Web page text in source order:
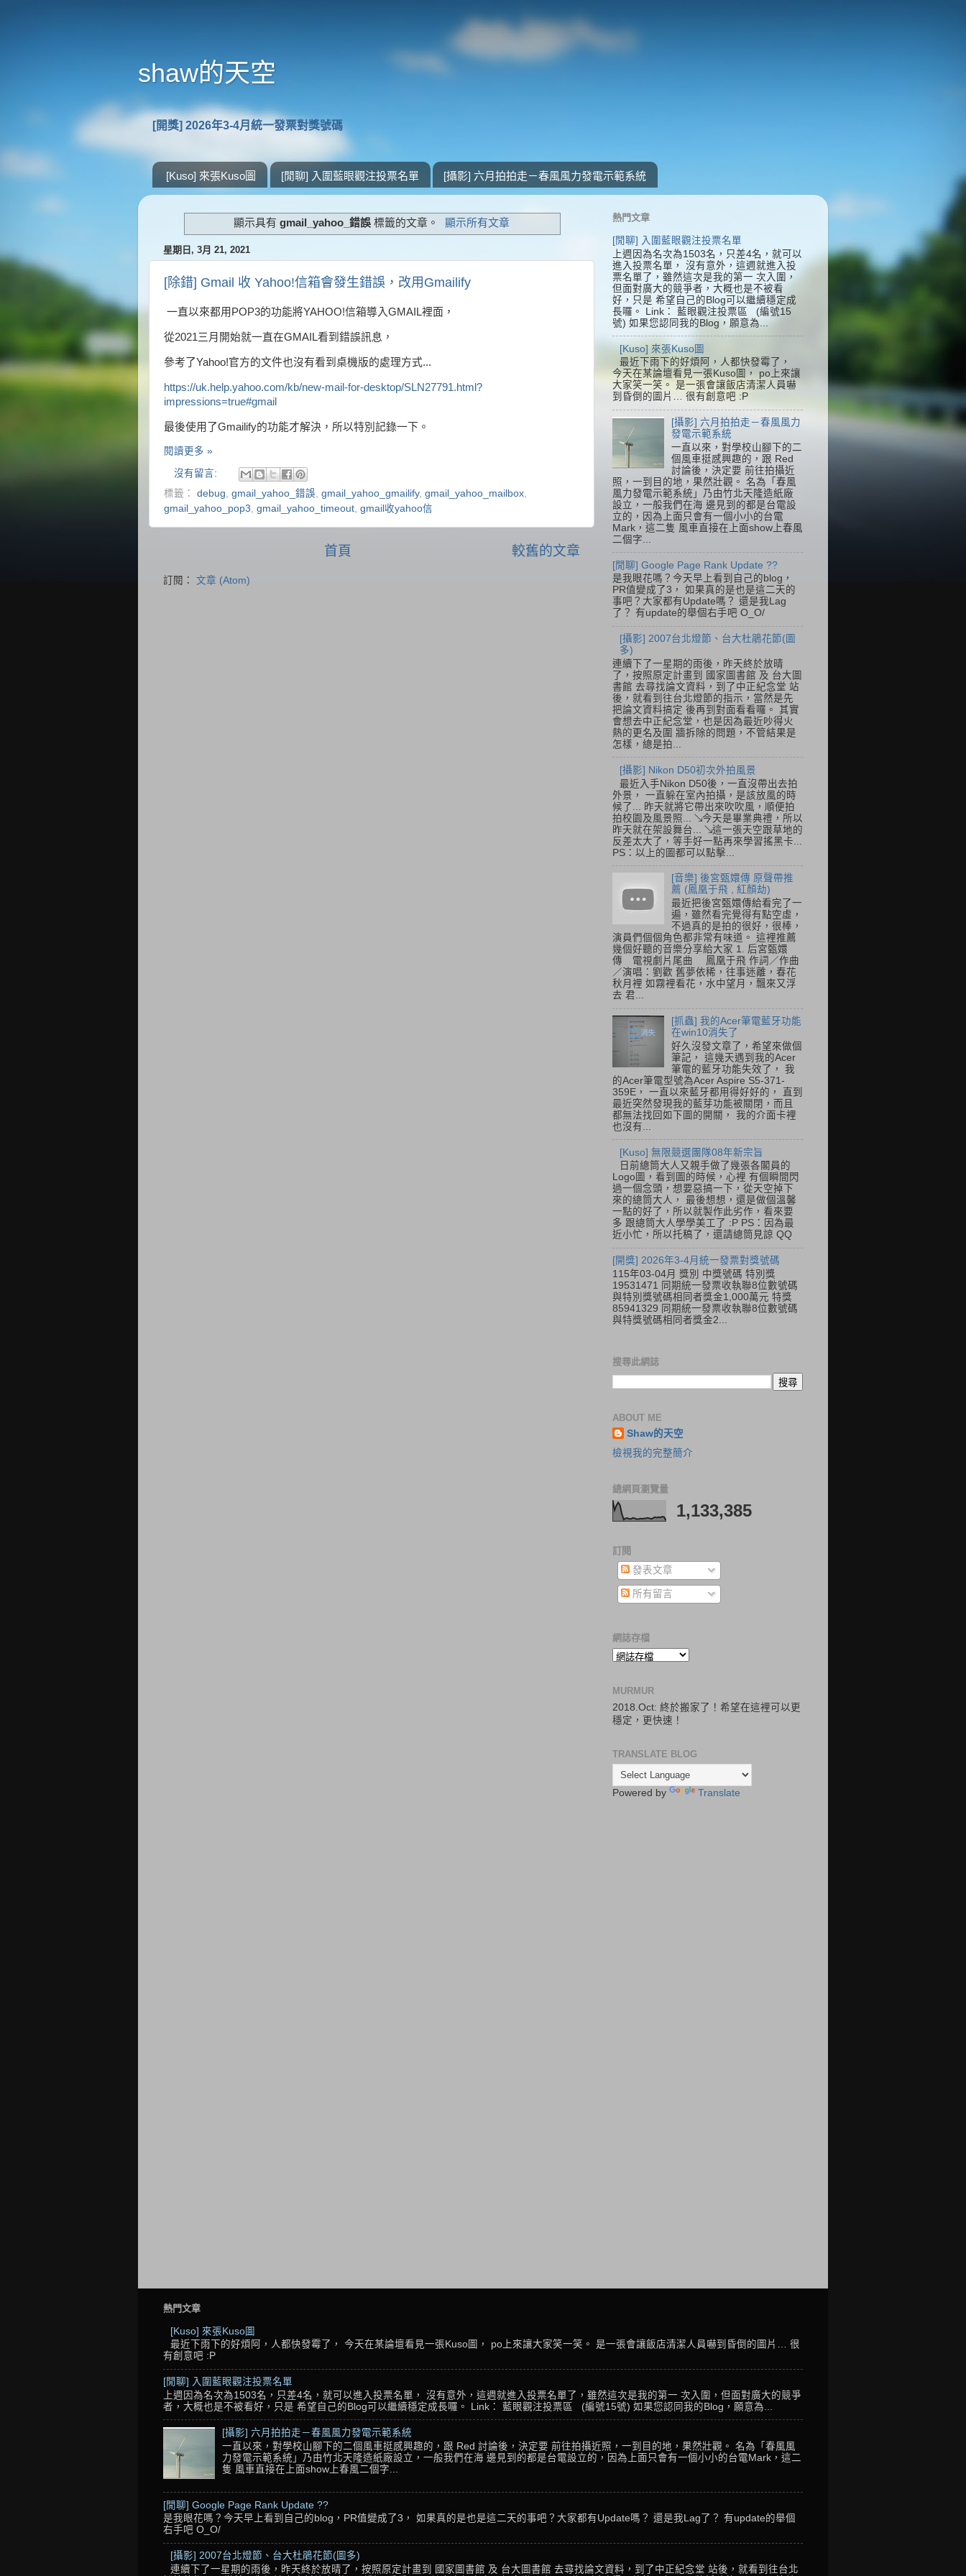
shaw的天空
[開獎] 2026年3-4月統一發票對獎號碼
[Kuso] 來張Kuso圖 [閒聊] 入圍藍眼觀注投票名單 [攝影] 六月拍拍走－春風風力發電示範系統
顯示具有 gmail_yahoo_錯誤標籤的文章。 顯示所有文章
星期日, 3月 21, 2021
[除錯] Gmail 收 Yahoo!信箱會發生錯誤，改用Gmailify
一直以來都用POP3的功能將YAHOO!信箱導入GMAIL裡面，
從2021三月開始就一直在GMAIL看到錯誤訊息，
參考了Yahoo!官方的文件也沒有看到桌機版的處理方式...
https://uk.help.yahoo.com/kb/new-mail-for-desktop/SLN27791.html?
impressions=true#gmail
最後使用了Gmailify的功能才解決，所以特別記錄一下。
閱讀更多 »
沒有留言:
標籤： debug, gmail_yahoo_錯誤, gmail_yahoo_gmailify, gmail_yahoo_mailbox,
gmail_yahoo_pop3, gmail_yahoo_timeout, gmail收yahoo信
較舊的文章
首頁
訂閱： 文章 (Atom)
熱門文章
[閒聊] 入圍藍眼觀注投票名單
上週因為名次為1503名，只差4名，就可以
進入投票名單， 沒有意外，這週就進入投
票名單了，雖然這次是我的第一 次入圍，
但面對廣大的競爭者，大概也是不被看
好，只是 希望自己的Blog可以繼續穩定成
長囉。 Link： 藍眼觀注投票區 (編號15
號) 如果您認同我的Blog，願意為...
[Kuso] 來張Kuso圖
最近下雨下的好煩阿，人都快發霉了，
今天在某論壇看見一張Kuso圖， po上來讓
大家笑一笑。 是一張會讓飯店清潔人員嚇
到昏倒的圖片… 很有創意吧 :P
[攝影] 六月拍拍走－春風風力
發電示範系統
一直以來，對學校山腳下的二
個風車挺感興趣的，跟 Red
討論後，決定要 前往拍攝近
照，一到目的地，果然壯觀。 名為「春風
風力發電示範系統」乃由竹北天隆造紙廠
設立，一般我們在海 邊見到的都是台電設
立的，因為上面只會有一個小小的台電
Mark，這二隻 風車直接在上面show上春風
二個字...
[閒聊] Google Page Rank Update ??
是我眼花嗎？今天早上看到自己的blog，
PR值變成了3， 如果真的是也是這二天的
事吧？大家都有Update嗎？ 還是我Lag
了？ 有update的舉個右手吧 O_O/
[攝影] 2007台北燈節、台大杜鵑花節(圖
多)
連續下了一星期的雨後，昨天終於放晴
了，按照原定計畫到 國家圖書館 及 台大圖
書館 去尋找論文資料，到了中正紀念堂 站
後，就看到往台北燈節的指示，當然是先
把論文資料搞定 後再到對面看看囉。 其實
會想去中正紀念堂，也是因為最近吵得火
熱的更名及圍 牆拆除的問題，不管結果是
怎樣，總是拍...
[攝影] Nikon D50初次外拍風景
最近入手Nikon D50後，一直沒帶出去拍
外景， 一直躲在室內拍攝，是該放風的時
候了... 昨天就將它帶出來吹吹風，順便拍
拍校園及風景照... ↘今天是畢業典禮，所以
昨天就在架設舞台... ↘這一張天空跟草地的
反差太大了，等手好一點再來學習搖黑卡...
PS：以上的圖都可以點擊...
[音樂] 後宮甄嬛傳 原聲帶推
薦 (鳳凰于飛 , 紅顏劫)
最近把後宮甄嬛傳給看完了一
遍，雖然看完覺得有點空虛，
不過真的是拍的很好，很棒，
演員們個個角色都非常有味道。 這裡推薦
幾個好聽的音樂分享給大家 1. 后宮甄嬛
傳 電視劇片尾曲 鳳凰于飛 作詞／作曲
／演唱：劉歡 舊夢依稀，往事迷離，春花
秋月裡 如霧裡看花，水中望月，飄來又浮
去 君...
[抓蟲] 我的Acer筆電藍牙功能
在win10消失了
好久沒發文章了，希望來做個
筆記， 這幾天遇到我的Acer
筆電的藍牙功能失效了， 我
的Acer筆電型號為Acer Aspire S5-371-
359E， 一直以來藍牙都用得好好的， 直到
最近突然發現我的藍芽功能被關閉，而且
都無法找回如下圖的開關， 我的介面卡裡
也沒有...
[Kuso] 無限競選團隊08年新宗旨
日前總筒大人又親手做了幾張各閣員的
Logo圖，看到圖的時候，心裡 有個瞬間閃
過一個念頭，想要惡搞一下，從天空掉下
來的總筒大人， 最後想想，還是做個溫馨
一點的好了，所以就製作此劣作，看來要
多 跟總筒大人學學美工了 :P PS：因為最
近小忙，所以托稿了，還請總筒見諒 QQ
[開獎] 2026年3-4月統一發票對獎號碼
115年03-04月 獎別 中獎號碼 特別獎
19531471 同期統一發票收執聯8位數號碼
與特別獎號碼相同者獎金1,000萬元 特獎
85941329 同期統一發票收執聯8位數號碼
與特獎號碼相同者獎金2...
搜尋此網誌
ABOUT ME
Shaw的天空
檢視我的完整簡介
總網頁瀏覽量
1,133,385
訂閱
發表文章
所有留言
網誌存檔
MURMUR
2018.Oct: 終於搬家了！希望在這裡可以更
穩定，更快速！
TRANSLATE BLOG
Powered by Translate
熱門文章
[Kuso] 來張Kuso圖
最近下雨下的好煩阿，人都快發霉了， 今天在某論壇看見一張Kuso圖， po上來讓大家笑一笑。 是一張會讓飯店清潔人員嚇到昏倒的圖片… 很
有創意吧 :P
[閒聊] 入圍藍眼觀注投票名單
上週因為名次為1503名，只差4名，就可以進入投票名單， 沒有意外，這週就進入投票名單了，雖然這次是我的第一 次入圍，但面對廣大的競爭
者，大概也是不被看好，只是 希望自己的Blog可以繼續穩定成長囉。 Link： 藍眼觀注投票區 (編號15號) 如果您認同我的Blog，願意為...
[攝影] 六月拍拍走－春風風力發電示範系統
一直以來，對學校山腳下的二個風車挺感興趣的，跟 Red 討論後，決定要 前往拍攝近照，一到目的地，果然壯觀。 名為「春風風
力發電示範系統」乃由竹北天隆造紙廠設立，一般我們在海 邊見到的都是台電設立的，因為上面只會有一個小小的台電Mark，這二
隻 風車直接在上面show上春風二個字...
[閒聊] Google Page Rank Update ??
是我眼花嗎？今天早上看到自己的blog，PR值變成了3， 如果真的是也是這二天的事吧？大家都有Update嗎？ 還是我Lag了？ 有update的舉個
右手吧 O_O/
[攝影] 2007台北燈節、台大杜鵑花節(圖多)
連續下了一星期的雨後，昨天終於放晴了，按照原定計畫到 國家圖書館 及 台大圖書館 去尋找論文資料，到了中正紀念堂 站後，就看到往台北